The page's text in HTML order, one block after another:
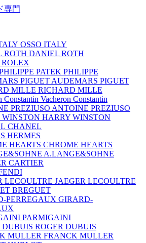
OSSO ITALY
DANIEL ROTH
ROLEX
PATEK PHILIPPE
AUDEMARS PIGUET
RICHARD MILLE
Vacheron Constantin
ANTOINE PREZIUSO
HARRY WINSTON
CHANEL
HERMES
CHROME HEARTS
A.LANGE&SOHNE
CARTIER
JAEGER LECOULTRE
BREGUET
GIRARD-
PARMIGAINI
ROGER DUBUIS
FRANCK MULLER